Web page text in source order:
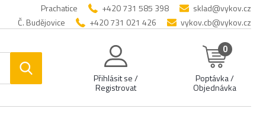
Prachatice +420 731 585 398
sklad@vykov.cz
Č. Budějovice
+420 731 021 426 vykov.cb@vykov.cz
Přihlásit se /
Registrovat
0
Poptávka /
Objednávka